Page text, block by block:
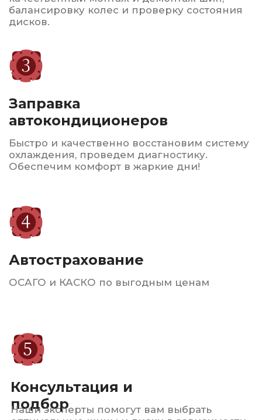
обслуживание
Гарантируем высокое качество
обслуживания, доступные цены
и индивидуальный подход
к каждому клиенту. Мы
стремимся обеспечить
безопасность и комфорт